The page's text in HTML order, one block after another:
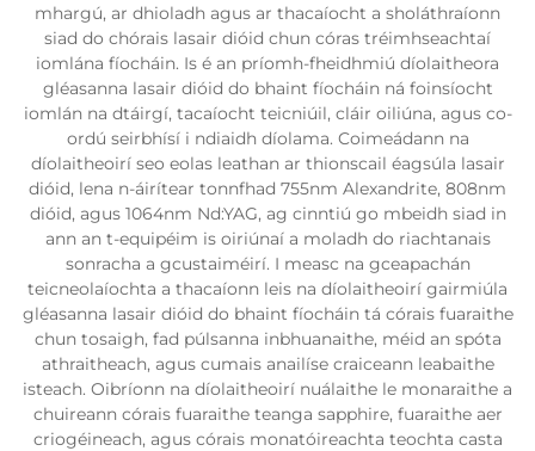
mhargú, ar dhioladh agus ar thacaíocht a sholáthraíonn
siad do chórais lasair dióid chun córas tréimhseachtaí
iomlána fíocháin. Is é an príomh-fheidhmiú díolaitheora
gléasanna lasair dióid do bhaint fíocháin ná foinsíocht
iomlán na dtáirgí, tacaíocht teicniúil, cláir oiliúna, agus co-
ordú seirbhísí i ndiaidh díolama. Coimeádann na
díolaitheoirí seo eolas leathan ar thionscail éagsúla lasair
dióid, lena n-áirítear tonnfhad 755nm Alexandrite, 808nm
dióid, agus 1064nm Nd:YAG, ag cinntiú go mbeidh siad in
ann an t-equipéim is oiriúnaí a moladh do riachtanais
sonracha a gcustaiméirí. I measc na gceapachán
teicneolaíochta a thacaíonn leis na díolaitheoirí gairmiúla
gléasanna lasair dióid do bhaint fíocháin tá córais fuaraithe
chun tosaigh, fad púlsanna inbhuanaithe, méid an spóta
athraitheach, agus cumais anailíse craiceann leabaithe
isteach. Oibríonn na díolaitheoirí nuálaithe le monaraithe a
chuireann córais fuaraithe teanga sapphire, fuaraithe aer
criogéineach, agus córais monatóireachta teochta casta